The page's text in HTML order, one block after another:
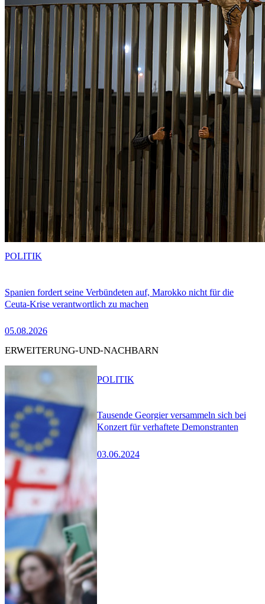
Spanien fordert seine Verbündeten auf, Marokko nicht für die
Ceuta-Krise verantwortlich zu machen
05.08.2026
POLITIK
ERWEITERUNG-UND-NACHBARN
Tausende Georgier versammeln sich bei
Konzert für verhaftete Demonstranten
03.06.2024
POLITIK